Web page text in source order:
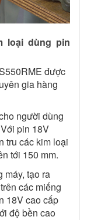
loại dùng pin
được
gia hàng
người dùng
pin 18V
tru các kim loại
tới 150 mm.
máy, tạo ra
các miếng
18V cao cấp
độ bền cao